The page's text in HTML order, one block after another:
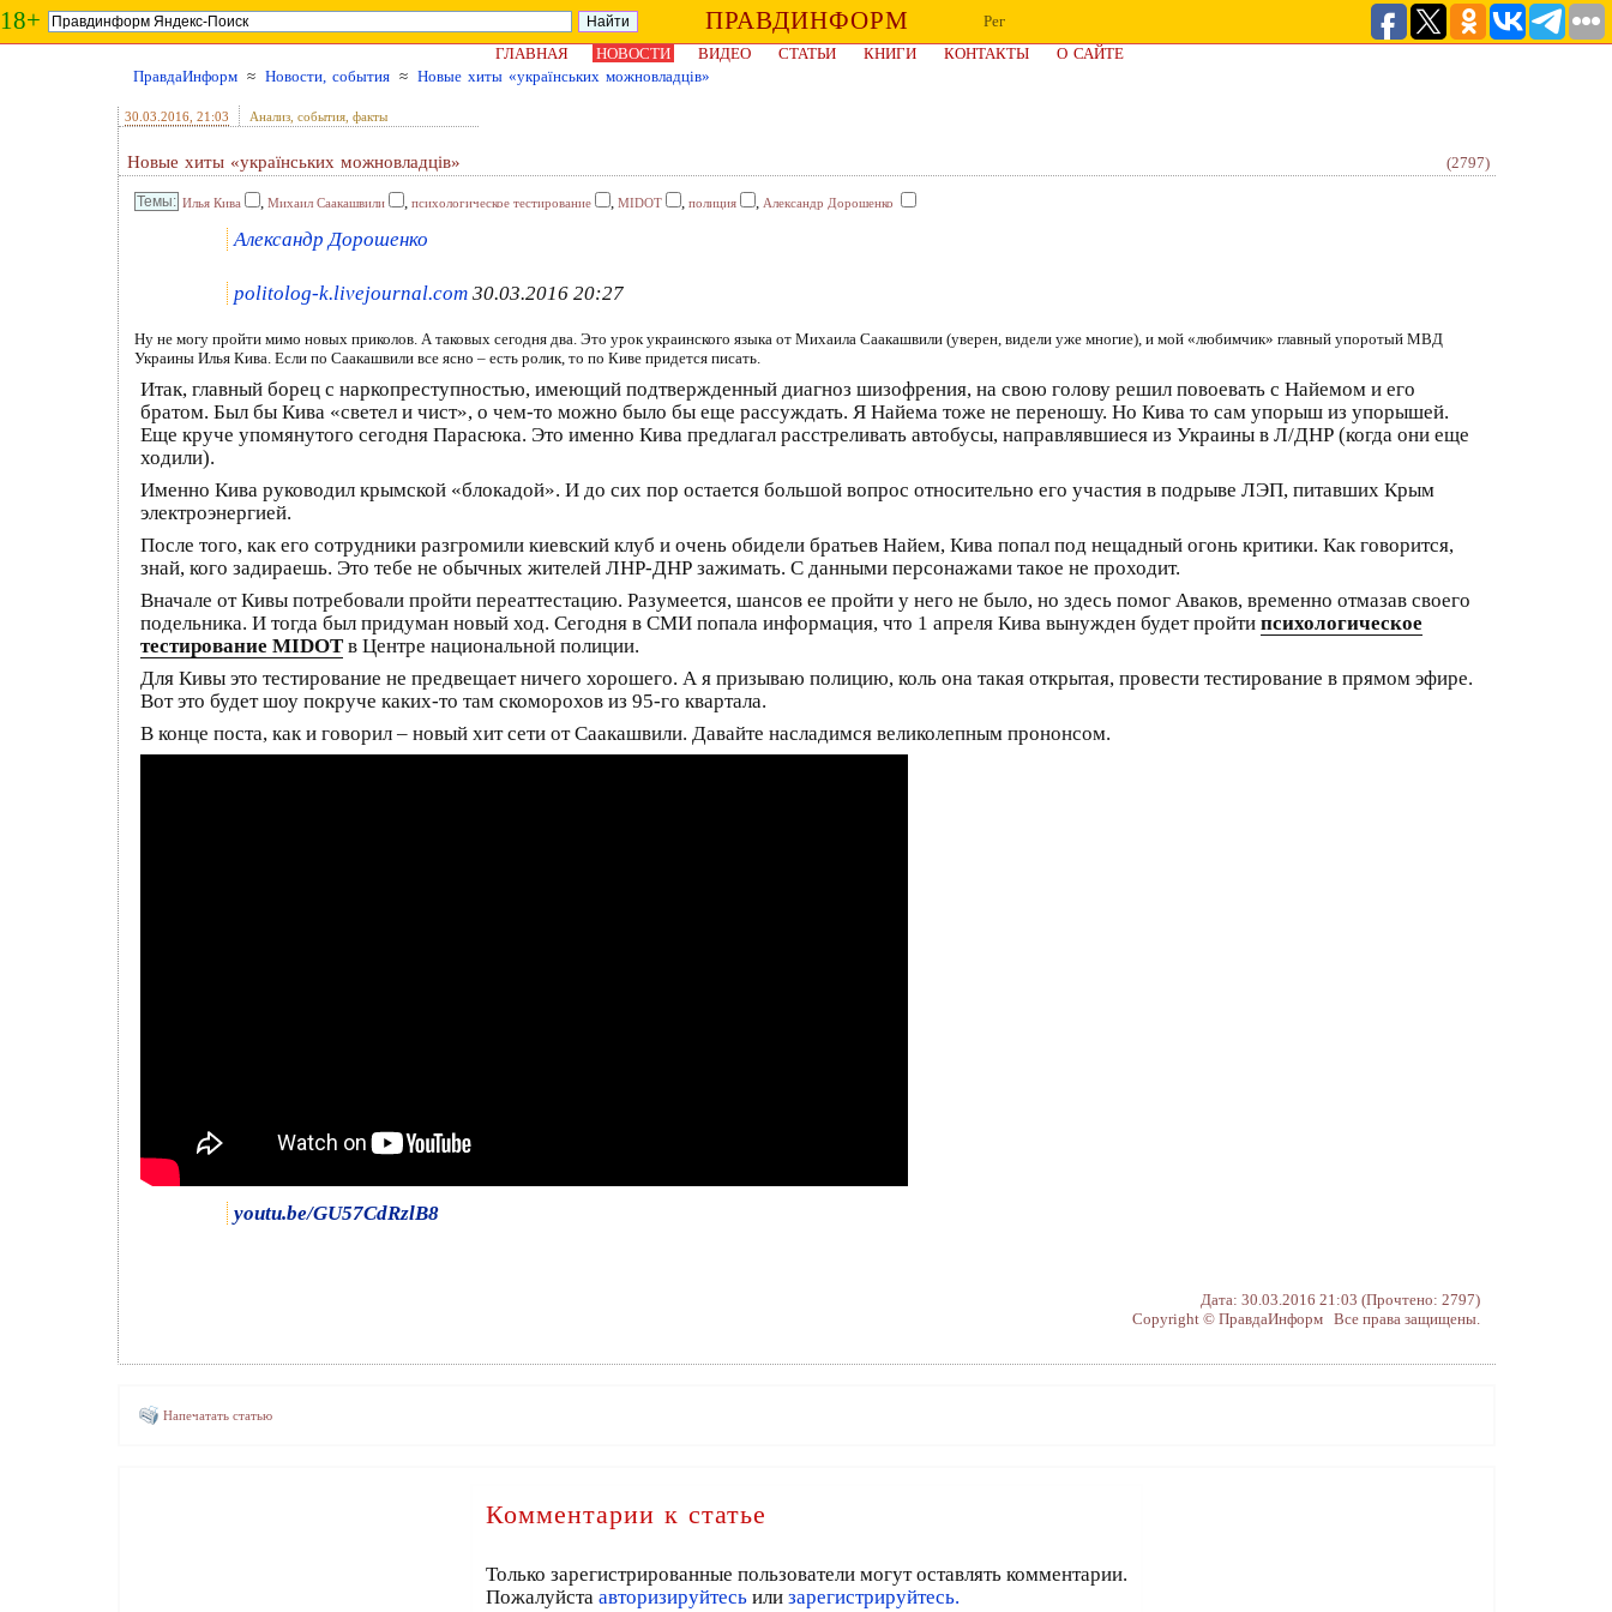
18+ ПРАВДИНФОРМ
Рег
ГЛАВНАЯ
НОВОСТИ ВИДЕО СТАТЬИ КНИГИ КОНТАКТЫ
О САЙТЕ
ПравдаИнформ ≈ Новости, события ≈ Новые хиты «українських можновладців»
30.03.2016 , 21:03 Анализ, события, факты
Новые хиты «українських можновладців» (2797)
Илья Кива , Михаил Саакашвили , психологическое тестирование , MIDOT , полиция , Александр Дорошенко
Александр Дорошенко
politolog-k.livejournal.com 30.03.2016 20:27
Ну не могу пройти мимо новых приколов. А таковых сегодня два. Это урок украинского языка от Михаила Саакашвили (уверен, видели уже многие), и мой «любимчик» главный упоротый МВД
Украины Илья Кива. Если по Саакашвили все ясно – есть ролик, то по Киве придется писать.
Итак, главный борец с наркопреступностью, имеющий подтвержденный диагноз шизофрения, на свою голову решил повоевать с Найемом и его
братом. Был бы Кива «светел и чист», о чем-то можно было бы еще рассуждать. Я Найема тоже не переношу. Но Кива то сам упорыш из упорышей.
Еще круче упомянутого сегодня Парасюка. Это именно Кива предлагал расстреливать автобусы, направлявшиеся из Украины в Л/ДНР (когда они еще
ходили).
Именно Кива руководил крымской «блокадой». И до сих пор остается большой вопрос относительно его участия в подрыве ЛЭП, питавших Крым
электроэнергией.
После того, как его сотрудники разгромили киевский клуб и очень обидели братьев Найем, Кива попал под нещадный огонь критики. Как говорится,
знай, кого задираешь. Это тебе не обычных жителей ЛНР-ДНР зажимать. С данными персонажами такое не проходит.
Вначале от Кивы потребовали пройти переаттестацию. Разумеется, шансов ее пройти у него не было, но здесь помог Аваков, временно отмазав своего
подельника. И тогда был придуман новый ход. Сегодня в СМИ попала информация, что 1 апреля Кива вынужден будет пройти психологическое
тестирование MIDOT в Центре национальной полиции.
Для Кивы это тестирование не предвещает ничего хорошего. А я призываю полицию, коль она такая открытая, провести тестирование в прямом эфире.
Вот это будет шоу покруче каких-то там скоморохов из 95-го квартала.
В конце поста, как и говорил – новый хит сети от Саакашвили. Давайте насладимся великолепным прононсом.
youtu.be/GU57CdRzlB8
Дата: 30.03.2016 21:03 (Прочтено: 2797)
Copyright © ПравдаИнформ Все права защищены.
Напечатать статью
Комментарии к статье
Только зарегистрированные пользователи могут оставлять комментарии.
Пожалуйста авторизируйтесь или зарегистрируйтесь.